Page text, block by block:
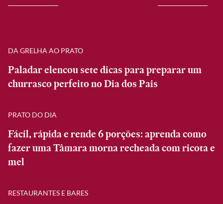
DA GRELHA AO PRATO
Paladar elencou sete dicas para preparar um
churrasco perfeito no Dia dos Pais
PRATO DO DIA
Fácil, rápida e rende 6 porções: aprenda como
fazer uma Tâmara morna recheada com ricota e
mel
RESTAURANTES E BARES